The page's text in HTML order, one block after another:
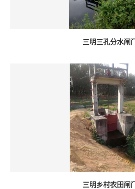
三明三孔分水闸门
三明乡村农田闸门